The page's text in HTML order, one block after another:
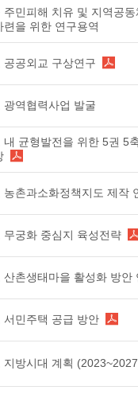
주민피해 치유 및 지역공동
련을 위한 연구용역
공공외교 구상연구
광역협력사업 발굴
내 균형발전을 위한 5권 5
농촌과소화정책지도 제작
무궁화 중심지 육성전략
산촌생태마을 활성화 방안
서민주택 공급 방안
지방시대 계획